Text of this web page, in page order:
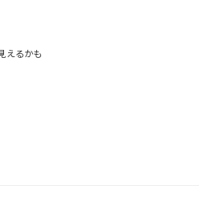
えるかも